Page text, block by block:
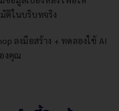
ติในบริบทจริง
ลงมือสร้าง + ทดลองใช้ AI
งคุณ